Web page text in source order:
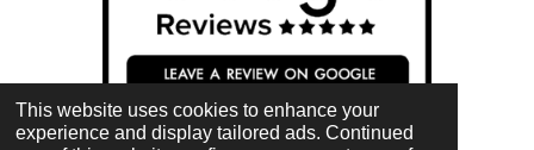
This website uses cookies to enhance your
experience and display tailored ads. Continued